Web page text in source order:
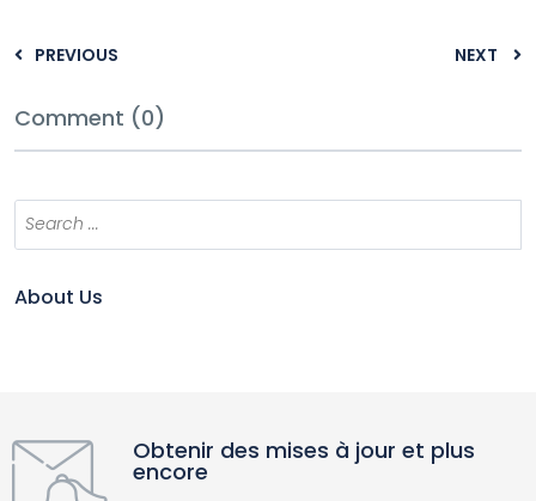
PREVIOUS NEXT
Comment (0)
About Us
Obtenir des mises à jour et plus
encore